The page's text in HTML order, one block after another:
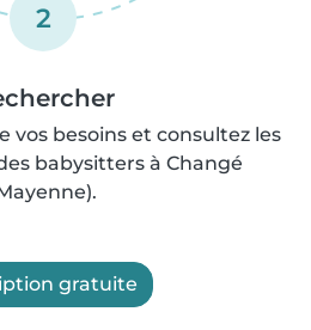
2
vos besoins et consultez les
babysitters à Changé
gratuite